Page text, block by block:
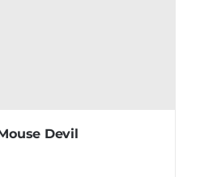
Devil